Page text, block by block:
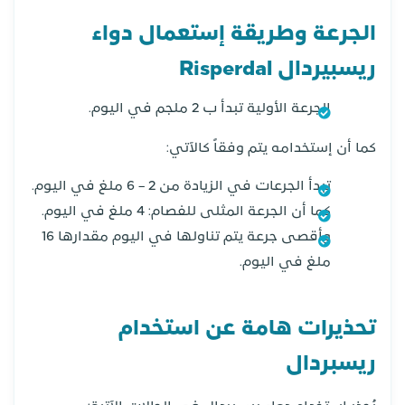
الجرعة وطريقة إستعمال دواء
ريسبيردال Risperdal
الجرعة الأولية تبدأ ب 2 ملجم في اليوم.
كما أن إستخدامه يتم وفقاً كالآتي:
تبدأ الجرعات في الزيادة من 2 – 6 ملغ في اليوم.
كما أن الجرعة المثلى للفصام: 4 ملغ في اليوم.
وأقصى جرعة يتم تناولها في اليوم مقدارها 16
ملغ في اليوم.
تحذيرات هامة عن استخدام
ريسبردال